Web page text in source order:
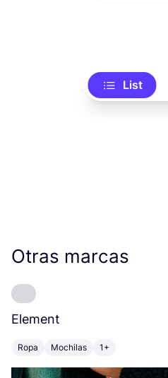
List
Otras marcas
Element
Ropa Mochilas 1+